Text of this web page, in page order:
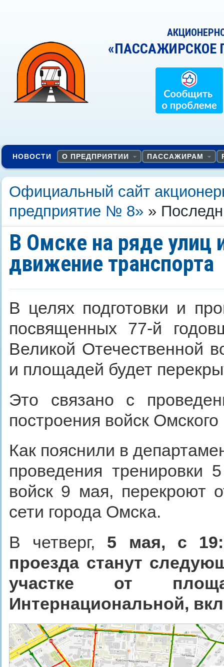
«ПАССАЖИРСКОЕ
НОВОСТИ О ПРЕДПРИЯТИИ ПАССАЖИРАМ
Официальный сайт
предприятие № 8» »
В Омске на ряде улиц
движение транспорта
В целях подготовки и
посвященных 77-й
Великой Отечественной
и площадей будет
Это связано с
построения войск
Как пояснили в
проведения тренировки
войск 9 мая, перекроют
сети города Омска.
В четверг, 5 мая, с
проезда станут
участке от
Интернациональной,